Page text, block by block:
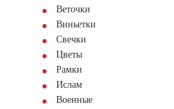
Веточки
Виньетки
Свечки
Цветы
Рамки
Ислам
Военные